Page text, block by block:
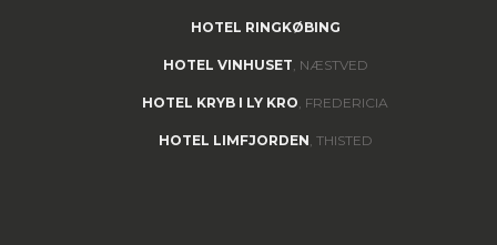
HOTEL RINGKØBING
HOTEL VINHUSET, NÆSTVED
HOTEL KRYB I LY KRO, FREDERICIA
HOTEL LIMFJORDEN, THISTED